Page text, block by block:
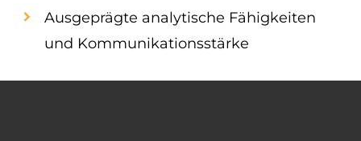
Ausgeprägte analytische Fähigkeiten
und Kommunikationsstärke